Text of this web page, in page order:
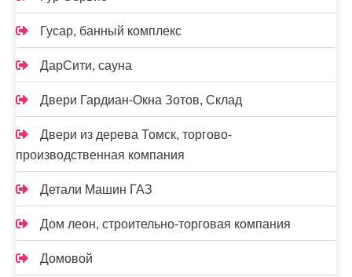
Гусар, банный комплекс
ДарСити, сауна
Двери Гардиан-Окна Зотов, Склад
Двери из дерева Томск, торгово-
производственная компания
Детали Машин ГАЗ
Дом леон, строительно-торговая компания
Домовой